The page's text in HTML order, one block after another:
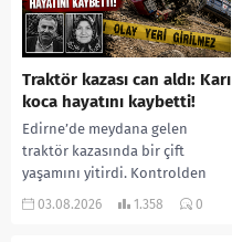
Traktör kazası can aldı: Karı
koca hayatını kaybetti!
Edirne’de meydana gelen
traktör kazasında bir çift
yaşamını yitirdi. Kontrolden
çıkarak devrilen traktörün
03.08.2026 1.358 0